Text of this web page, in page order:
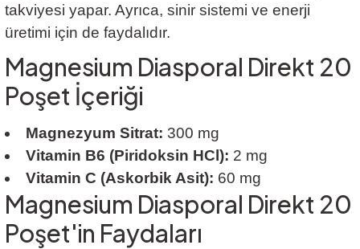
takviyesi yapar. Ayrıca, sinir sistemi ve enerji
üretimi için de faydalıdır.
Magnesium Diasporal Direkt 20
Poşet İçeriği
Magnezyum Sitrat: 300 mg
Vitamin B6 (Piridoksin HCl): 2 mg
Vitamin C (Askorbik Asit): 60 mg
Magnesium Diasporal Direkt 20
Poşet'in Faydaları